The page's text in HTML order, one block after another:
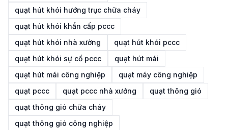
quạt hút khói hướng trục chữa cháy
quạt hút khói khẩn cấp pccc
quạt hút khói nhà xưởng
quạt hút khói pccc
quạt hút khói sự cố pccc
quạt hút mái
quạt hút mái công nghiệp
quạt máy công nghiệp
quạt pccc
quạt pccc nhà xưởng
quạt thông gió
quạt thông gió chữa cháy
quạt thông gió công nghiệp